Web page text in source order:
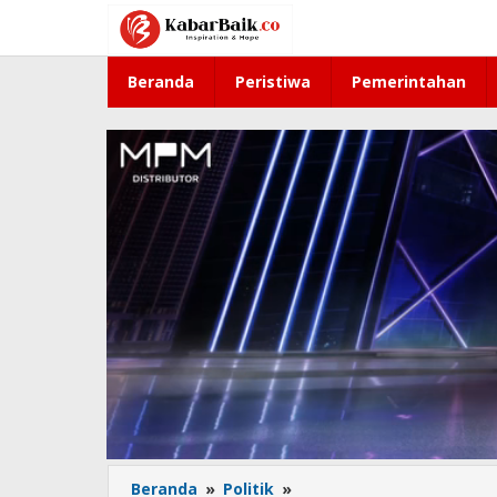
konten
Beranda Peristiwa Pemerintahan
Beranda » Politik »